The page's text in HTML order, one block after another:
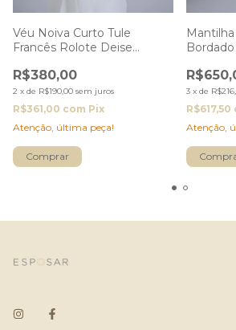
Véu Noiva Curto Tule
Francês Rolote Deise
R$380,00
2 x de R$190,00 sem juros
R$361,00 com Pix
Atenção, última peça!
3 x de
R$617,50
Atenção,